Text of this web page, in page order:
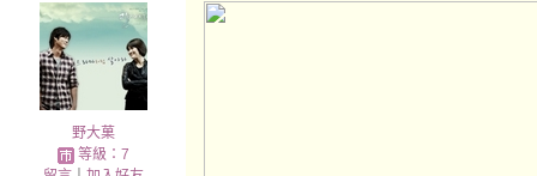
野大菓
等級：7